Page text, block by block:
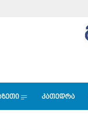
კათედრა